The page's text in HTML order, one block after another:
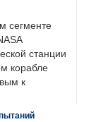
сегменте
станции
корабле
к